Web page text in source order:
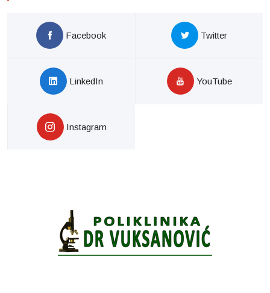
Facebook Twitter
LinkedIn YouTube
Instagram